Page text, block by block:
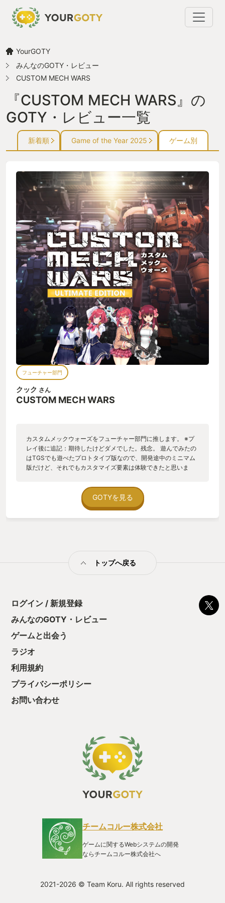
YourGOTY
みんなのGOTY・レビュー
CUSTOM MECH WARS
『CUSTOM MECH WARS』の
GOTY・レビュー一覧
新着順 Game of the Year 2025 ゲーム別
フューチャー部門
クック さん
CUSTOM MECH WARS
カスタムメックウォーズをフューチャー部門に推します。 ※プ
レイ後に追記：期待したけどダメでした。残念。 遊んでみたの
はTGSでも遊べたプロトタイプ版なので、開発途中のミニマム
版だけど、それでもカスタマイズ要素は体験できたと思いま
武装や装飾を好きな位置・角度で付け足してオリジナルデザイ
ンのロボットを製作する本作、特にカスタムメックウォーズの
特徴は制限が緩いところです。 腕をいっぱいつけてもOK、装飾
老舗 ・コマンドRPGだったりアクションだったり カスタムロボ
ガンダム バンビートロット ・アクションRPG ・操作性が良い
ガトン級ムサシ ・アクションRPG ・熱い カルネージハートの
AIカスタムは出来ないにしても、メカのカスタマイズは随一に
なるんじゃないでしょうか。 このゲームでどんなロボを作って
くるのかユーザの作品に期待大。 あと公式w
GOTYを見る
トップへ戻る
ログイン / 新規登録
みんなのGOTY・レビュー
ゲームと出会う
ラジオ
利用規約
プライバシーポリシー
お問い合わせ
チームコルー株式会社
ゲームに関するWebシステムの開発
ならチームコルー株式会社へ
2021-2026 © Team Koru. All rights reserved